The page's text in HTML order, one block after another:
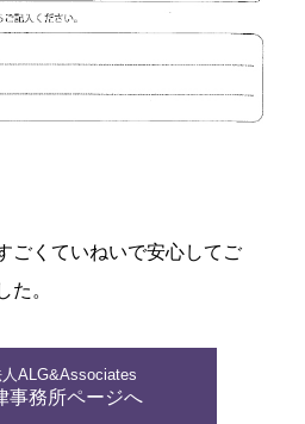
ごくていねいで安心してご
た。
ALG&Associates
事務所ページへ